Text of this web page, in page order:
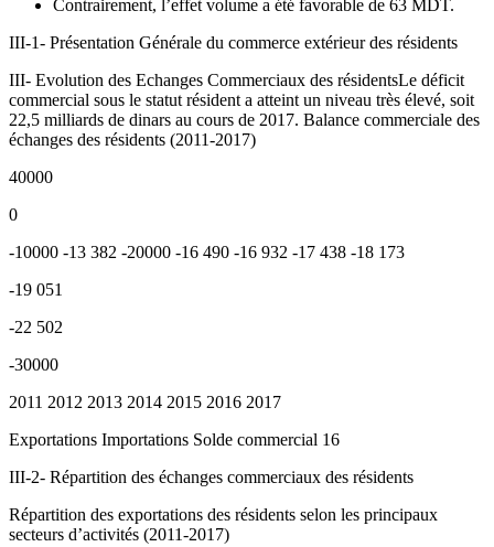
Contrairement, l’effet volume a été favorable de 63 MDT.
III-1- Présentation Générale du commerce extérieur des résidents
III- Evolution des Echanges Commerciaux des résidentsLe déficit
commercial sous le statut résident a atteint un niveau très élevé, soit
22,5 milliards de dinars au cours de 2017. Balance commerciale des
échanges des résidents (2011-2017)
40000
0
-10000 -13 382 -20000 -16 490 -16 932 -17 438 -18 173
-19 051
-22 502
-30000
2011 2012 2013 2014 2015 2016 2017
Exportations Importations Solde commercial 16
III-2- Répartition des échanges commerciaux des résidents
Répartition des exportations des résidents selon les principaux
secteurs d’activités (2011-2017)